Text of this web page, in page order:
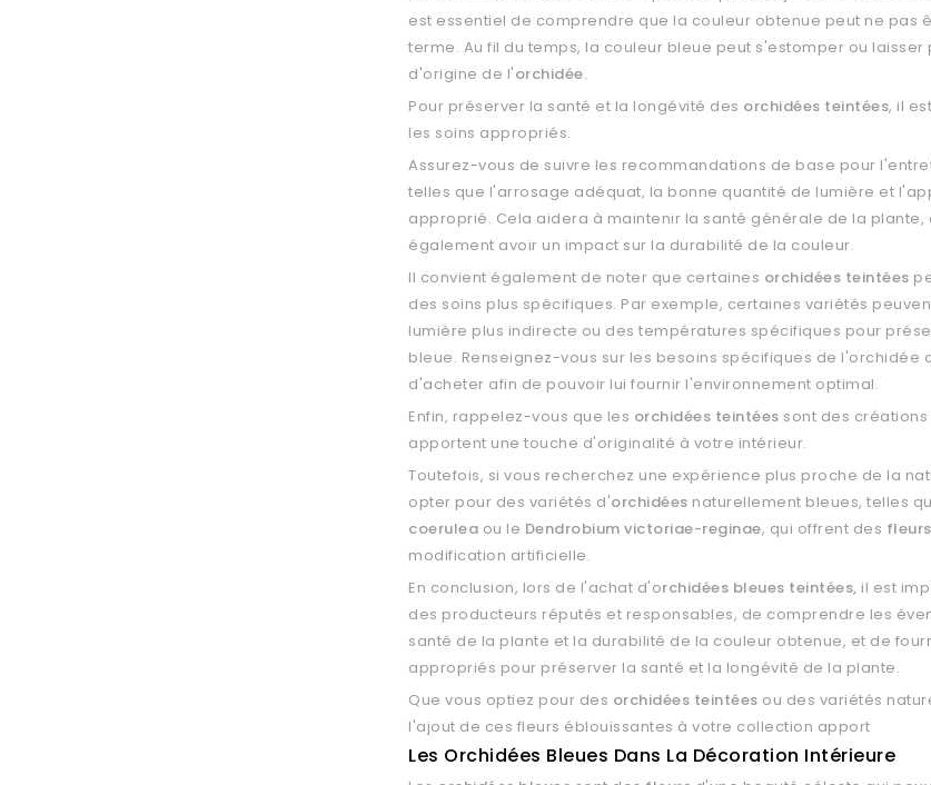
est essentiel de comprendre que la couleur obtenue peut ne pas
terme. Au fil du temps, la couleur bleue peut s'estomper ou
d'origine de l'orchidée.
Pour préserver la santé et la longévité des orchidées teintées, il
les soins appropriés.
Assurez-vous de suivre les recommandations de base pour
telles que l'arrosage adéquat, la bonne quantité de lumière et
approprié. Cela aidera à maintenir la santé générale de la plante,
également avoir un impact sur la durabilité de la couleur.
Il convient également de noter que certaines orchidées teintées
des soins plus spécifiques. Par exemple, certaines variétés
lumière plus indirecte ou des températures spécifiques pour
bleue. Renseignez-vous sur les besoins spécifiques de l'orchidée
d'acheter afin de pouvoir lui fournir l'environnement optimal.
Enfin, rappelez-vous que les orchidées teintées sont des
apportent une touche d'originalité à votre intérieur.
Toutefois, si vous recherchez une expérience plus proche de la
opter pour des variétés d'orchidées naturellement bleues, telles
coerulea ou le Dendrobium victoriae-reginae, qui offrent des
modification artificielle.
En conclusion, lors de l'achat d'orchidées bleues teintées, il est
des producteurs réputés et responsables, de comprendre les
santé de la plante et la durabilité de la couleur obtenue, et de
appropriés pour préserver la santé et la longévité de la plante.
Que vous optiez pour des orchidées teintées ou des variétés
l'ajout de ces fleurs éblouissantes à votre collection apport
Les Orchidées Bleues Dans La Décoration Intérieure